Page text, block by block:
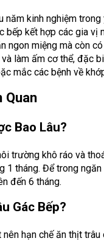
năm kinh nghiệm trong
bếp kết hợp các gia vị
ngon miệng mà còn
làm ấm cơ thể, đặc
mắc các bệnh về
Quan
Bao Lâu?
trường khô ráo và
1 tháng. Để trong
đến 6 tháng.
Gác Bếp?
hạn chế ăn thịt trâu